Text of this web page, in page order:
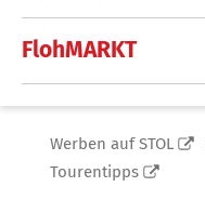
FlohMARKT
Werben auf STOL
Tourentipps